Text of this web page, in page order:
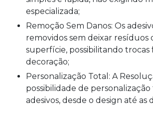
especializada;
Remoção Sem Danos: Os adesivos podem ser
removidos sem deixar resíduos
superfície, possibilitando
decoração;
Personalização Total: A Resolução UV oferece a
possibilidade de
adesivos, desde o design até as